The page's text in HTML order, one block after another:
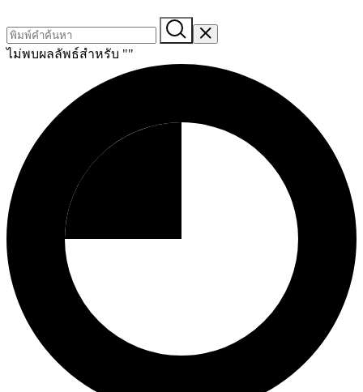
ไม่พบผลลัพธ์สำหรับ ""